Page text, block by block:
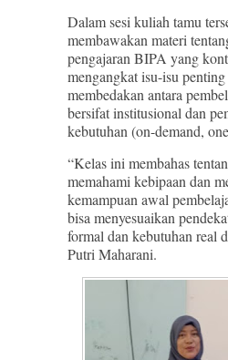
Dalam sesi kuliah tamu
membawakan materi
pengajaran BIPA yang
mengangkat isu-isu
membedakan antara
bersifat institusional dan
kebutuhan (on-demand,
“Kelas ini membahas
memahami kebipaan dan
kemampuan awal
bisa menyesuaikan
formal dan kebutuhan real
Putri Maharani.